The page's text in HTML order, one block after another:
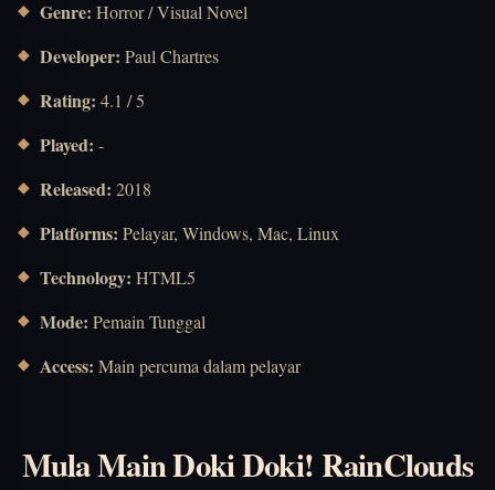
Genre: Horror / Visual Novel
Developer: Paul Chartres
Rating: 4.1 / 5
Played: -
Released: 2018
Platforms: Pelayar, Windows, Mac, Linux
Technology: HTML5
Mode: Pemain Tunggal
Access: Main percuma dalam pelayar
Mula Main Doki Doki! RainClouds